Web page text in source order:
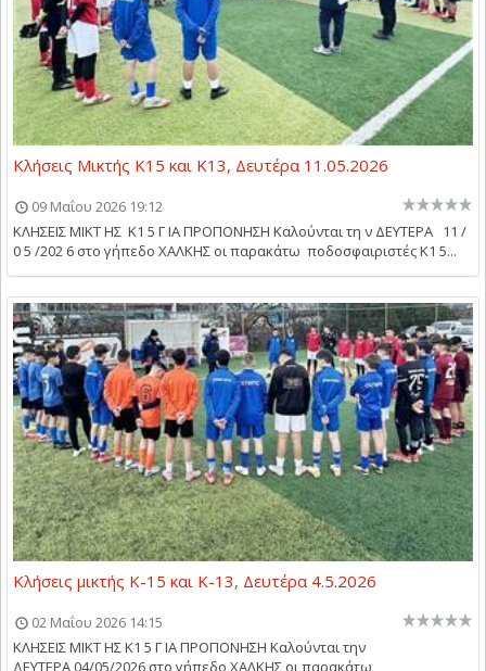
Κλήσεις Μικτής Κ15 και Κ13, Δευτέρα 11.05.2026
09 Μαΐου 2026 19:12
ΚΛΗΣΕΙΣ ΜΙΚΤ ΗΣ Κ1 5 Γ ΙΑ ΠΡΟΠΟΝΗΣΗ Καλούνται τη ν ΔΕΥΤΕΡΑ 11 /
0 5 /202 6 στο γήπεδο ΧΑΛΚΗΣ οι παρακάτω ποδοσφαιριστές Κ1 5...
Κλήσεις μικτής Κ-15 και Κ-13, Δευτέρα 4.5.2026
02 Μαΐου 2026 14:15
ΚΛΗΣΕΙΣ ΜΙΚΤ ΗΣ Κ1 5 Γ ΙΑ ΠΡΟΠΟΝΗΣΗ Kαλούνται την
ΔΕΥΤΕΡΑ 04/05/2026 στο γήπεδο ΧΑΛΚΗΣ οι παρακάτω